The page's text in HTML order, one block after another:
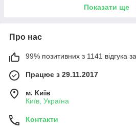
Показати ще
Про нас
99% позитивних з 1141 відгука
Працює з 29.11.2017
м. Київ
Київ, Україна
Контакти